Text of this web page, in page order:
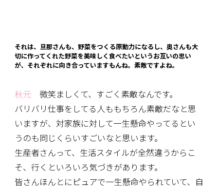
それは、旦那さんも、野菜をつくる原動力になるし、奥さんも大
切に作ってくれた野菜を美味しく食べたいというお互いの思い
が、それぞれに向き合っていますもんね。素敵ですよね。
秋元 微笑ましくて、すごく素敵なんです。
バリバリ仕事をしてる人ももちろん素敵だなと思
いますが、対家族に対して一生懸命やってるとい
うのも同じくらいすごいなと思います。
生産者さんって、生活スタイルが全然違うからこ
そ、行くといろいろ気づきがあります。
皆さんほんとにピュアで一生懸命やられていて、自